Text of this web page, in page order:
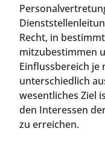
Recht, in
mitzubestimmen
Einflussbereich je
unterschiedlich
wesentliches Ziel
den Interessen
zu erreichen.